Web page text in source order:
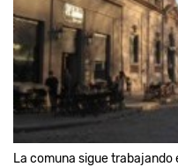
La comuna sigue trabajando